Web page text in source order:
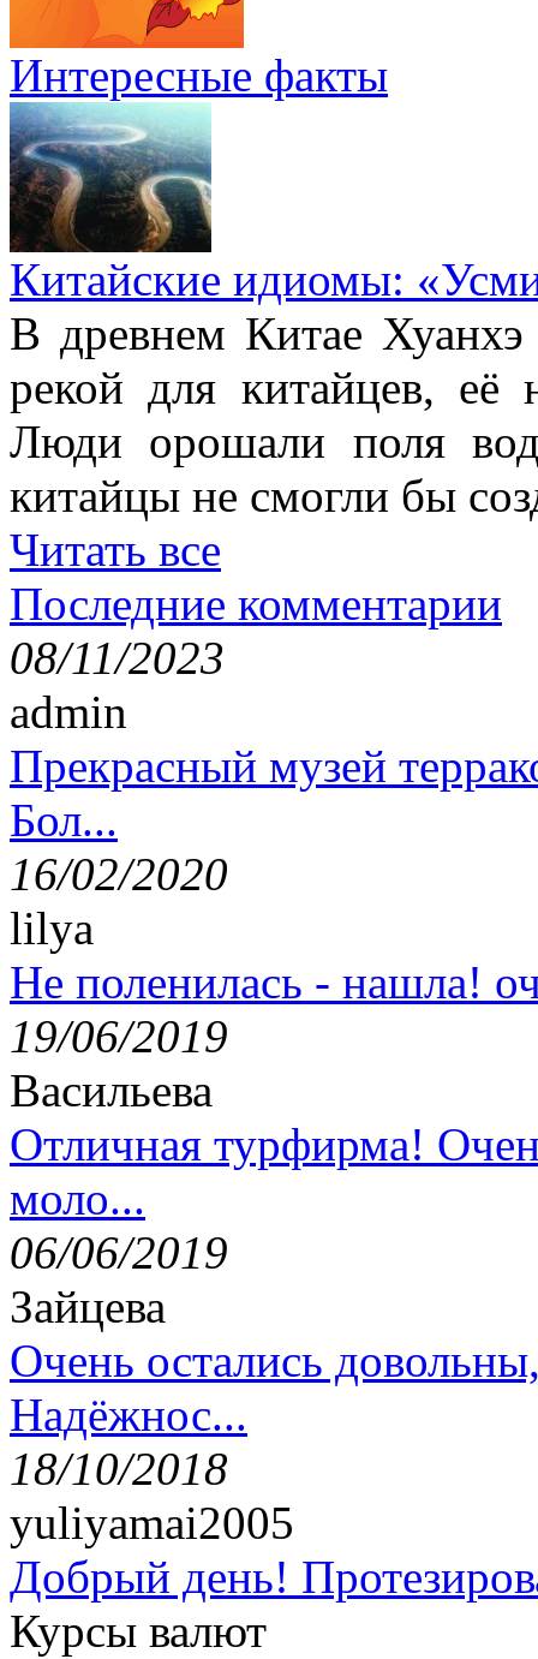
Интересные факты
Китайские идиомы:
В древнем Китае
рекой для китайцев, её
Люди орошали поля
китайцы не смогли бы
Читать все
Последние комментарии
08/11/2023
admin
Прекрасный музей
Бол...
16/02/2020
lilya
Не поленилась - нашла!
19/06/2019
Васильева
Отличная турфирма!
моло...
06/06/2019
Зайцева
Очень остались
Надёжнос...
18/10/2018
yuliyamai2005
Добрый день!
Курсы валют